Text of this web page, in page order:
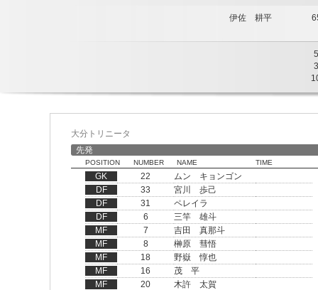
伊佐 耕平
5
3
大分トリニータ
先発
POSITION NUMBER NAME TIME
GK 22
ムン キョンゴン
DF
33
宮川 歩己
DF
31
ペレイラ
DF
6
三竿 雄斗
MF
7
吉田 真那斗
MF
8
榊原 彗悟
MF
18
野嶽 惇也
MF
16
茂 平
MF
20
木許 太賀